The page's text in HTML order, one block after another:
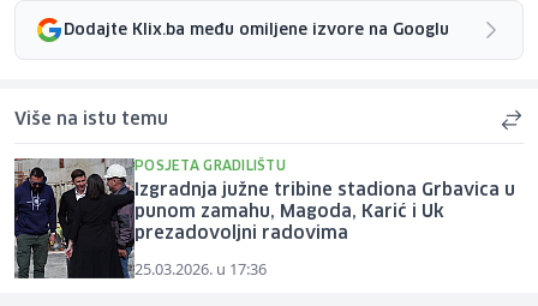
Dodajte Klix.ba među omiljene izvore na Googlu
Više na istu temu
POSJETA GRADILIŠTU
Izgradnja južne tribine stadiona Grbavica u
punom zamahu, Magoda, Karić i Uk
prezadovoljni radovima
25.03.2026. u 17:36